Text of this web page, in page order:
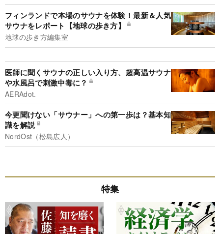
フィンランドで本場のサウナを体験！最新＆人気
サウナをレポート【地球の歩き方】
地球の歩き方編集室
医師に聞くサウナの正しい入り方、超高温サウナ
や水風呂で刺激中毒に？
AERAdot.
今更聞けない「サウナー」への第一歩は？基本知
識を解説
NordOst（松島広人）
特集